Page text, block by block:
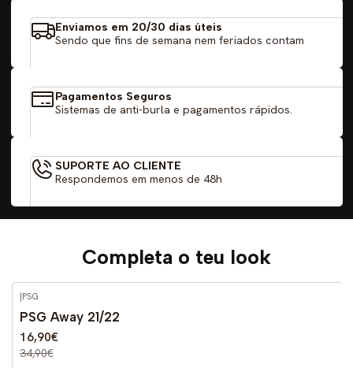
Enviamos em 20/30 dias úteis
Sendo que fins de semana nem feriados contam
Pagamentos Seguros
Sistemas de anti-burla e pagamentos rápidos.
SUPORTE AO CLIENTE
Respondemos em menos de 48h
Completa o teu look
DESCONTO
|PSG
PSG Away 21/22
16,90€
34,90€